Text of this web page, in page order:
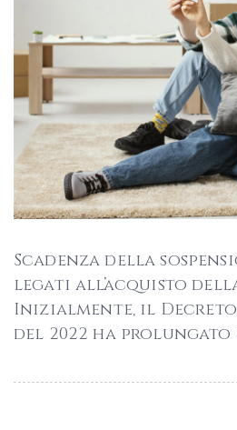
Scadenza della
legati all’acquisto
Inizialmente, il
del 2022 ha prolungato